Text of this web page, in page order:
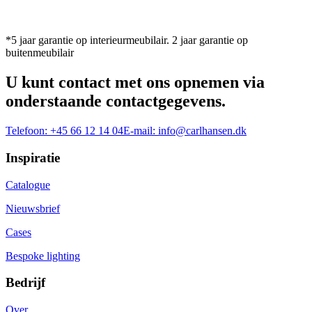
*5 jaar garantie op interieurmeubilair. 2 jaar garantie op
buitenmeubilair
U kunt contact met ons opnemen via
onderstaande contactgegevens.
Telefoon: +45 66 12 14 04E-mail: info@carlhansen.dk
Inspiratie
Catalogue
Nieuwsbrief
Cases
Bespoke lighting
Bedrijf
Over